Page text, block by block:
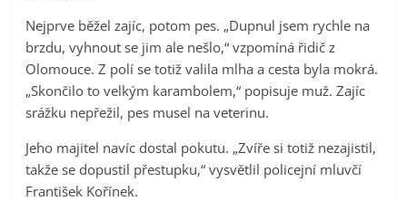
Nejprve běžel zajíc, potom pes. „Dupnul jsem rychle na
brzdu, vyhnout se jim ale nešlo,“ vzpomíná řidič z
Olomouce. Z polí se totiž valila mlha a cesta byla mokrá.
„Skončilo to velkým karambolem,“ popisuje muž. Zajíc
srážku nepřežil, pes musel na veterinu.
Jeho majitel navíc dostal pokutu. „Zvíře si totiž nezajistil,
takže se dopustil přestupku,“ vysvětlil policejní mluvčí
František Kořínek.